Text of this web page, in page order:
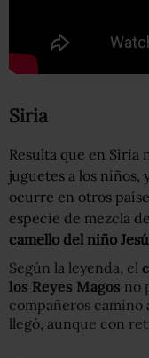
Siria
Resulta que en Siria
juguetes a los niños,
ocurre en otros
especie de mezcla de
camello del niño
Según la leyenda, el
los Reyes Magos no
compañeros camino
llegó, aunque con